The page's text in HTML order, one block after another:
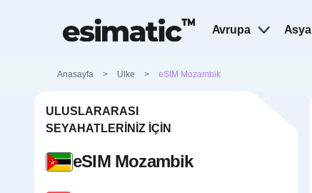
Avrupa Asya
Anasayfa > Ulke > eSIM Mozambik
ULUSLARARASI
SEYAHATLERINIZ İÇIN
eSIM Mozambik